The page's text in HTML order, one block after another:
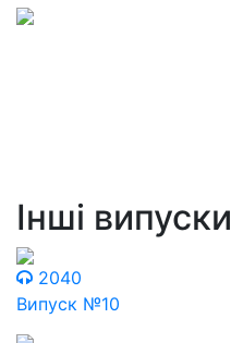
Інші випуски
2040
Випуск №10